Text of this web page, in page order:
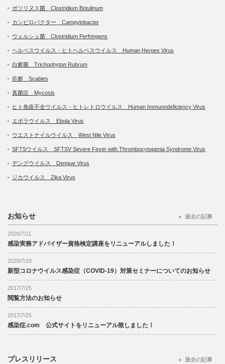
ボツリヌス菌 Clostridium Botulinum
カンピロバクター Campylobacter
ウェルシュ菌 Clostridium Perfringens
ヘルペスウイルス・ヒトヘルペスウイルス Human Herpes Virus
白癬菌 Trichophyton Rubrum
疥癬 Scabies
真菌症 Mycosis
ヒト免疫不全ウイルス・ヒトレトロウイルス Human Immunodeficiency Virus
エボラウイルス Ebola Virus
ウエストナイルウイルス West Nile Virus
SFTSウイルス SFTSV Severe Fever with Thrombocytopenia Syndrome Virus
デングウイルス Dengue Virus
ジカウイルス Zika Virus
お知らせ
2020/7/11
感染実務アドバイザー資格検定講座をリニューアルしました！
2020/7/10
新型コロナウイルス感染症（COVID-19）対策セミナーについてのお知らせ
2017/7/25
閲覧方法のお知らせ
2017/7/25
感染症.com 公式サイトをリニューアル致しました！
過去の記事
プレスリリース 過去の記事